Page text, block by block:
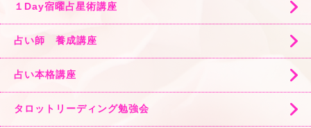
１Day宿曜占星術講座
占い師 養成講座
占い本格講座
タロットリーディング勉強会